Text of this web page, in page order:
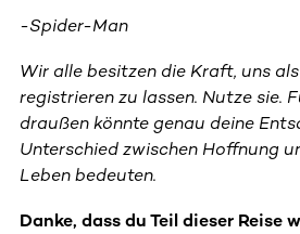
-Spider-Man
Wir alle besitzen die Kraft, uns
registrieren zu lassen. Nutze sie.
draußen könnte genau deine
Unterschied zwischen Hoffnung
Leben bedeuten.
Danke, dass du Teil dieser Reise